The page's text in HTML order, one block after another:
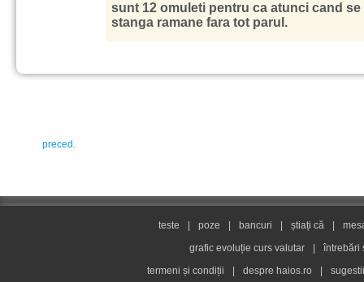
sunt 12 omuleti pentru ca atunci cand
stanga ramane fara tot parul.
preced.
teste poze bancuri știați că
grafic evoluție curs valutar
întrebări
termeni și condiții
despre haios.ro